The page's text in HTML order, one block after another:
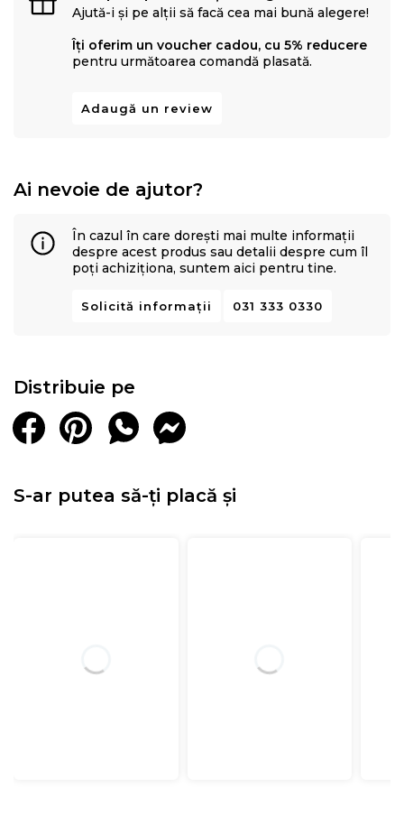
Ajută-i și pe alții să facă cea mai bună alegere!
Îți oferim un voucher cadou, cu 5% reducere
pentru următoarea comandă plasată.
Adaugă un review
Ai nevoie de ajutor?
În cazul în care dorești mai multe informații
despre acest produs sau detalii despre cum îl
poți achiziționa, suntem aici pentru tine.
Solicită informații 031 333 0330
Distribuie pe
S-ar putea să-ți placă și